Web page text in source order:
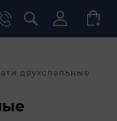
двухспальные